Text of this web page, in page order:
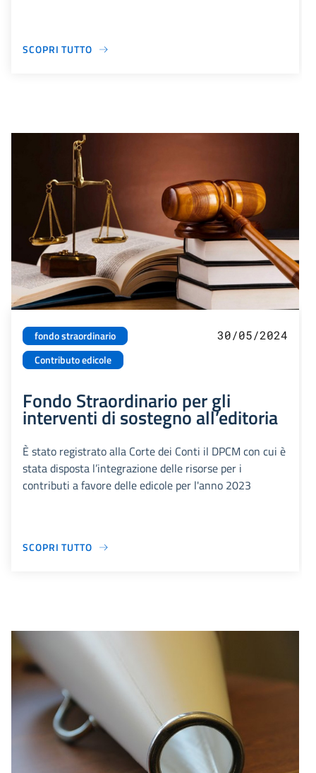
SCOPRI TUTTO
fondo straordinario
Contributo edicole
30/05/2024
Fondo Straordinario per gli
interventi di sostegno all’editoria
È stato registrato alla Corte dei Conti il DPCM con cui è
stata disposta l’integrazione delle risorse per i
contributi a favore delle edicole per l'anno 2023
SCOPRI TUTTO